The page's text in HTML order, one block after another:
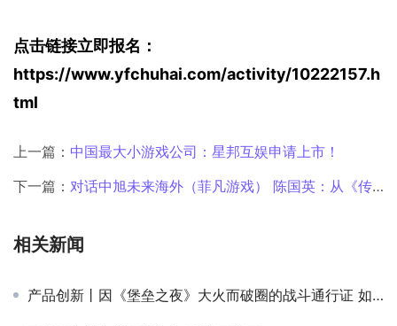
点击链接立即报名：
https://www.yfchuhai.com/activity/10222157.h
tml
上一篇： 中国最大小游戏公司：星邦互娱申请上市！
下一篇： 对话中旭未来海外（菲凡游戏） 陈国英：从《传奇》到ARPG，IP产品“破圈”的前提是先留住核心用户
相关新闻
产品创新丨因《堡垒之夜》大火而破圈的战斗通行证 如何成为爆款手游的标配（下）